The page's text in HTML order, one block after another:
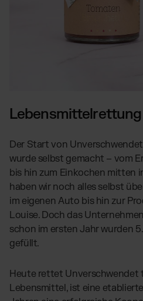
Der Start von
wurde selbst gemacht – vom
bis hin zum Einkochen mitten
haben wir noch alles selbst
im eigenen Auto bis hin zur
Louise. Doch das
schon im ersten Jahr wurden
gefüllt.
Heute rettet Unverschwendet
Lebensmittel, ist eine